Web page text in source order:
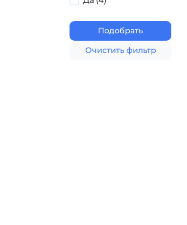
Подобрать
Очистить фильтр